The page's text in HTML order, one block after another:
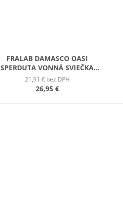
FRALAB DAMASCO OASI
SPERDUTA VONNÁ SVIEČKA
390G
21,91 € bez DPH
26,95 €